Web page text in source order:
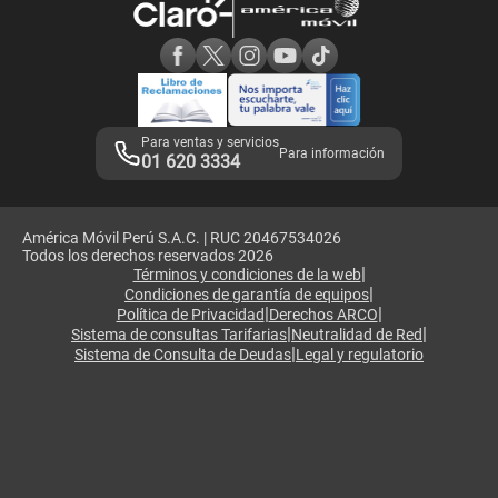
Adquirientes iPhone 6, 6S y SE
Mensaje de Seguridad
Términos y Condiciones de Tienda Claro
Libro de Reclamaciones
Legales de marketplace
Para ventas y servicios
01 620 3334 Para información
América Móvil Perú S.A.C. | RUC 20467534026
Todos los derechos reservados 2026
Términos y condiciones de la web|
Condiciones de garantía de equipos|
Política de Privacidad|Derechos ARCO|
Sistema de consultas Tarifarias|Neutralidad de Red|
Sistema de Consulta de Deudas|Legal y regulatorio